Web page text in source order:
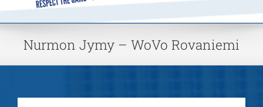
Nurmon Jymy – WoVo Rovaniemi